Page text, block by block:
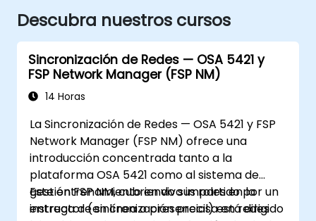
Descubra nuestros cursos
Sincronización de Redes — OSA 5421 y
FSP Network Manager (FSP NM)
14 Horas
La Sincronización de Redes — OSA 5421 y FSP
Network Manager (FSP NM) ofrece una
introducción concentrada tanto a la
plataforma OSA 5421 como al sistema de
gestión FSP NM, cubriendo sus roles en la
entrega de sincronización precisa en redes
Este entrenamiento en vivo impartido por un
instructor (en línea o presencial) está dirigido